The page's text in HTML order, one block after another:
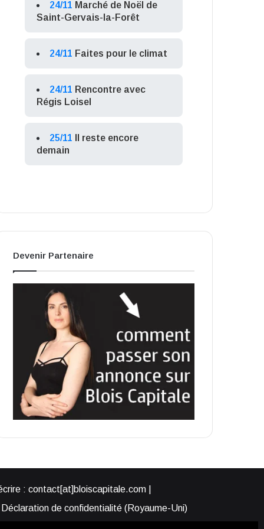
24/11 Marché de Noël de
Saint-Gervais-la-Forêt
24/11 Faites pour le climat
24/11 Rencontre avec
Régis Loisel
25/11
Il reste encore
demain
Devenir Partenaire
: contact[at]bloiscapitale.com |
Déclaration de confidentialité (Royaume-Uni)